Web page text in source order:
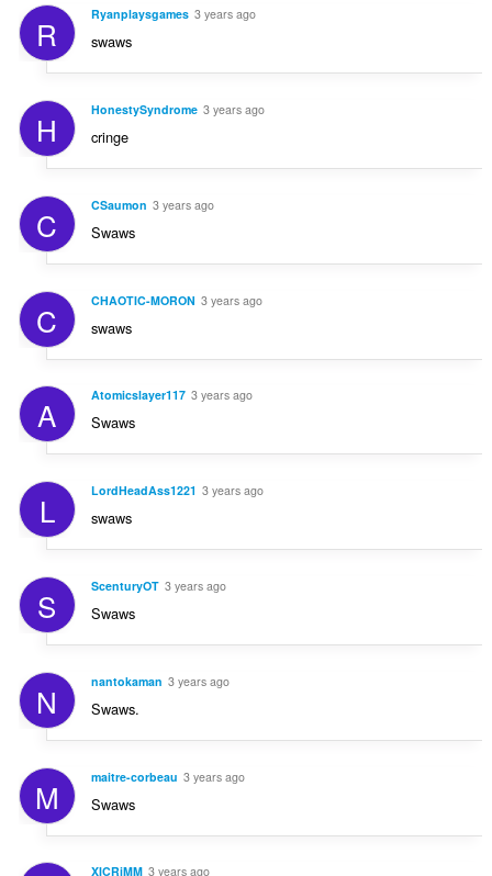
R Ryanplaysgames 3 years ago
swaws
H HonestySyndrome 3 years ago
cringe
C CSaumon 3 years ago
Swaws
C CHAOTIC-MORON 3 years ago
swaws
A Atomicslayer117 3 years ago
Swaws
L LordHeadAss1221 3 years ago
swaws
S ScenturyOT 3 years ago
Swaws
N nantokaman 3 years ago
Swaws.
M maitre-corbeau 3 years ago
Swaws
XICRiMM 3 years ago